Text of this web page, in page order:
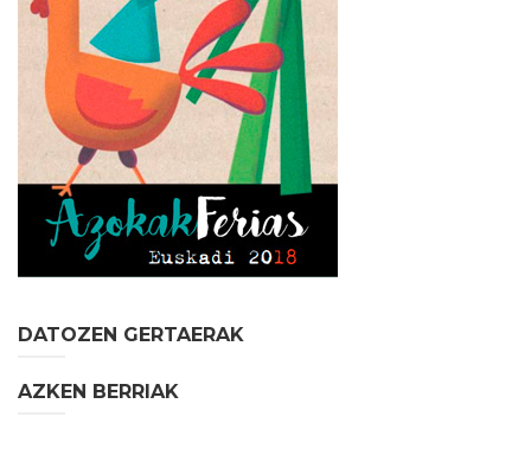
DATOZEN GERTAERAK
AZKEN BERRIAK